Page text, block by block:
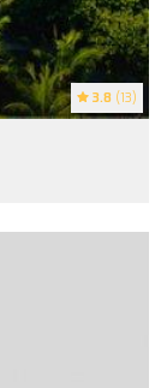
3.8 (13)